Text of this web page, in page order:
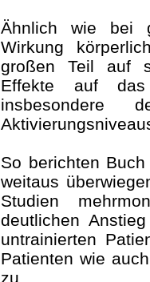
Ähnlich wie bei
Wirkung
großen Teil auf
Effekte auf das
insbesondere
So berichten
weitaus
Studien
deutlichen
untrainierten
Patienten wie
zu.